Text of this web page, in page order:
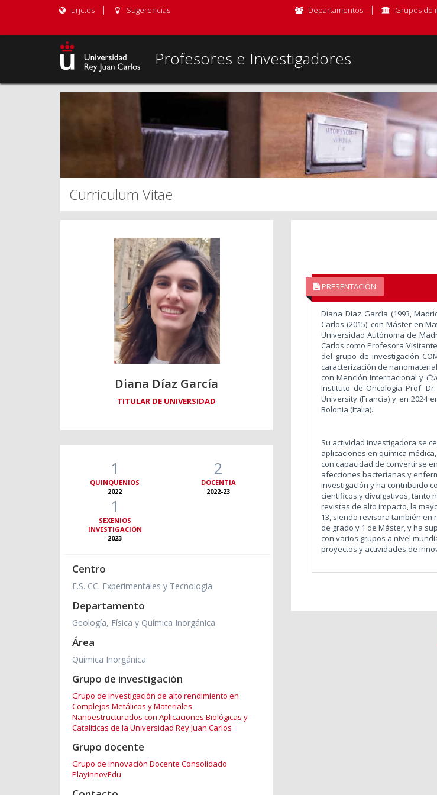
urjc.es Sugerencias Departamentos Grupos de
Profesores e Investigadores
Curriculum Vitae
Diana Díaz García
TITULAR DE UNIVERSIDAD
1
QUINQUENIOS
2022
2
DOCENTIA
2022-23
1
SEXENIOS
INVESTIGACIÓN
2023
Centro
E.S. CC. Experimentales y Tecnología
Departamento
Geología, Física y Química Inorgánica
Área
Química Inorgánica
Grupo de investigación
Grupo de investigación de alto rendimiento en
Complejos Metálicos y Materiales
Nanoestructurados con Aplicaciones Biológicas y
Catalíticas de la Universidad Rey Juan Carlos
Grupo docente
Grupo de Innovación Docente Consolidado
PlayInnovEdu
PRESENTACIÓN
Diana Díaz García (1993,
Carlos (2015), con Máster en
Universidad Autónoma de
Carlos como Profesora
del grupo de investigación
caracterización de
con Mención Internacional y
Instituto de Oncología Prof. Dr.
University (Francia) y en 2024
Bolonia (Italia).
Su actividad investigadora se
aplicaciones en química
con capacidad de convertirse
afecciones bacterianas y
investigación y ha contribuido
científicos y divulgativos, tanto
revistas de alto impacto, la
13, siendo revisora también
de grado y 1 de Máster, y ha
con varios grupos a nivel
proyectos y actividades de